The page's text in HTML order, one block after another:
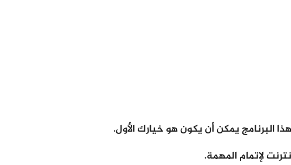
البرنامج يمكن أن يكون هو خيارك الأول.
لإتمام المهمة.